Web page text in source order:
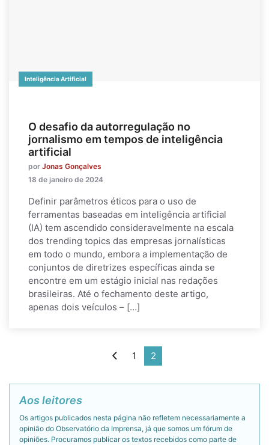
Inteligência Artificial
O desafio da autorregulação no
jornalismo em tempos de inteligência
artificial
por Jonas Gonçalves
18 de janeiro de 2024
Definir parâmetros éticos para o uso de
ferramentas baseadas em inteligência artificial
(IA) tem ascendido consideravelmente na escala
dos trending topics das empresas jornalísticas
em todo o mundo, embora a implementação de
conjuntos de diretrizes específicas ainda se
encontre em um estágio inicial nas redações
brasileiras. Até o fechamento deste artigo,
apenas dois veículos – […]
1 2
Aos leitores
Os artigos publicados nesta página não refletem necessariamente a
opinião do Observatório da Imprensa, já que somos um fórum de
opiniões. Procuramos publicar os textos recebidos como parte de